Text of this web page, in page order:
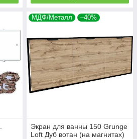
МДФ/Металл –40%
Экран для ванны 150 Grunge
Loft Дуб вотан (на магнитах)